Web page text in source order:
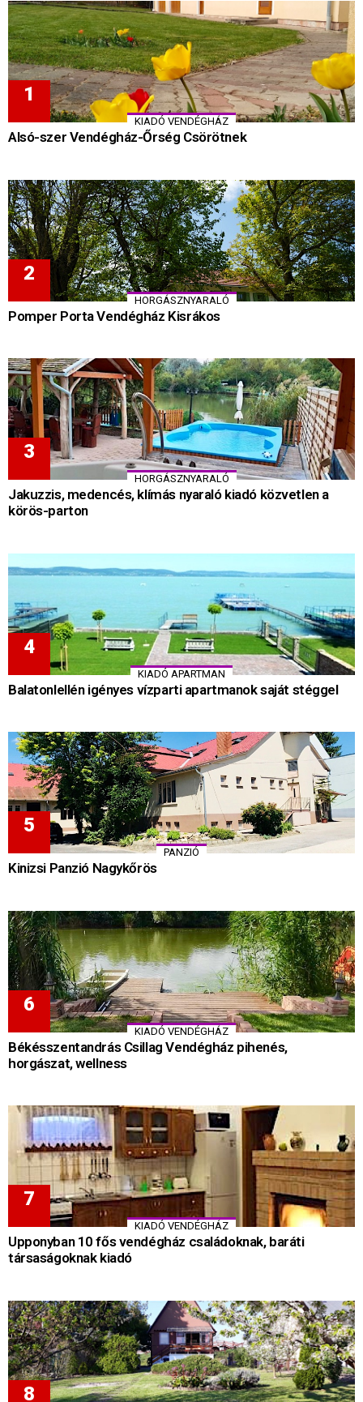
KIADÓ VENDÉGHÁZ
Alsó-szer Vendégház-Őrség Csörötnek
HORGÁSZNYARALÓ
Pomper Porta Vendégház Kisrákos
HORGÁSZNYARALÓ
Jakuzzis, medencés, klímás nyaraló kiadó közvetlen a
körös-parton
KIADÓ APARTMAN
Balatonlellén igényes vízparti apartmanok saját stéggel
PANZIÓ
Kinizsi Panzió Nagykőrös
KIADÓ VENDÉGHÁZ
Békésszentandrás Csillag Vendégház pihenés,
horgászat, wellness
KIADÓ VENDÉGHÁZ
Upponyban 10 fős vendégház családoknak, baráti
társaságoknak kiadó